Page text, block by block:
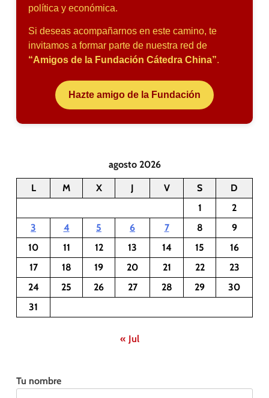
política y económica.
Si deseas acompañarnos en este camino, te
invitamos a formar parte de nuestra red de
“Amigos de la Fundación Cátedra China”.
Hazte amigo de la Fundación
agosto 2026
L M X J V S
D
1
2
3
4 5 6 7 8
9
10
11 12 13 14 15
16
17
18 19 20 21 22
23
24
25 26 27 28 29
30
31
« Jul
Tu nombre